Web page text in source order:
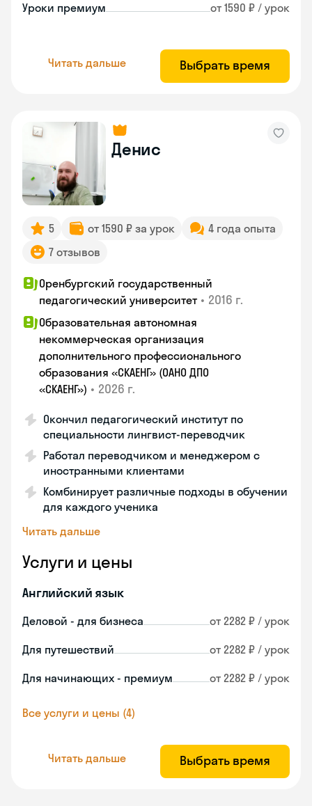
Уроки премиум от 1590 ₽ / урок
Читать дальше Выбрать время
Денис
5 от 1590 ₽ за урок
4 года опыта
7 отзывов
Оренбургский государственный
педагогический университет • 2016 г.
Образовательная автономная
некоммерческая организация
дополнительного профессионального
образования «СКАЕНГ» (ОАНО ДПО
«СКАЕНГ») • 2026 г.
Окончил педагогический институт по
специальности лингвист-переводчик
Работал переводчиком и менеджером с
иностранными клиентами
Комбинирует различные подходы в обучении
для каждого ученика
Читать дальше
Услуги и цены
Английский язык
Деловой - для бизнеса от 2282 ₽ / урок
Для путешествий от 2282 ₽ / урок
Для начинающих - премиум от 2282 ₽ / урок
Все услуги и цены (4)
Читать дальше Выбрать время